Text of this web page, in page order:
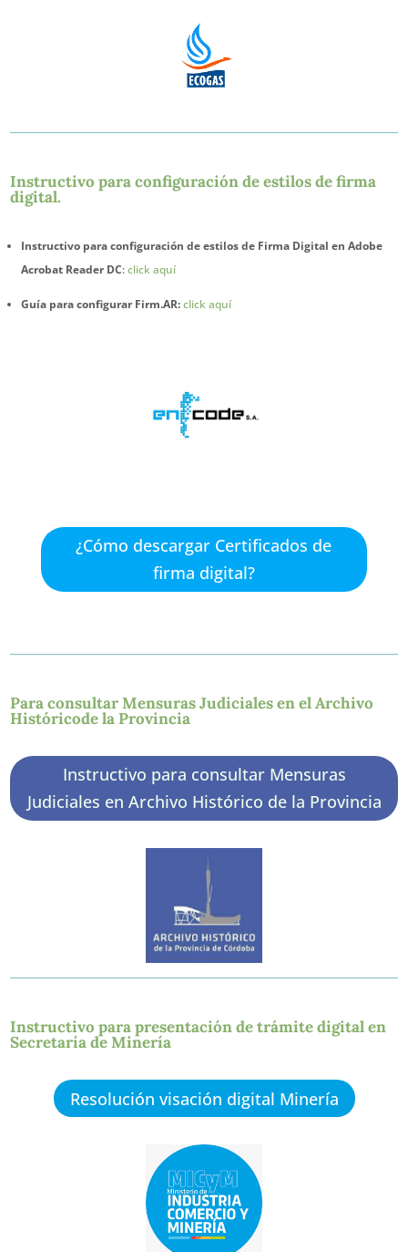
Instructivo para configuración de estilos de firma
digital.
Instructivo para configuración de estilos de Firma Digital en Adobe
Acrobat Reader DC:click aquí
Guía para configurar Firm.AR:click aquí
¿Cómo descargar Certificados de
firma digital?
Para consultar Mensuras Judiciales en el Archivo
Históricode la Provincia
Instructivo para consultar Mensuras
Judiciales en Archivo Histórico de la Provincia
Instructivo para presentación de trámite digital en
Secretaría de Minería
Resolución visación digital Minería